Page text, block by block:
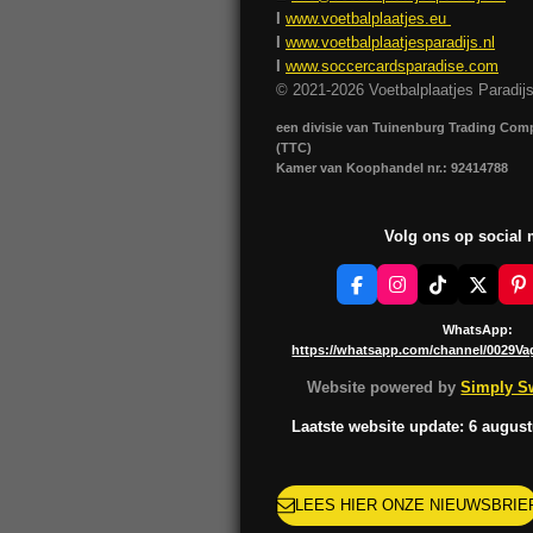
www.voetbalplaatjes.eu
www.voetbalplaatjesparadijs.nl
www.soccercardsparadise.com
© 2021-2026 Voetbalplaatjes Paradijs
een divisie van Tuinenburg Trading
(TTC)
Kamer van Koophandel nr.: 92414788
Volg ons op social
F
a
e
b
o
o
I
n
t
a
g
r
m
T
k
T
o
k
X
P
i
t
e
r
e
t
WhatsApp:
https://whatsapp.com/channel/
Website powered bySimply
Laatste website update: 6
LEES HIER ONZE